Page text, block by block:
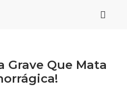
Grave Que Mata